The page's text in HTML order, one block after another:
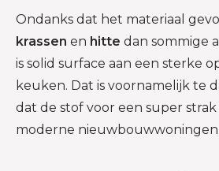
Ondanks dat het materiaal
krassen en hitte dan sommige
is solid surface aan een sterke
keuken. Dat is voornamelijk te
dat de stof voor een super
moderne nieuwbouwwoningen